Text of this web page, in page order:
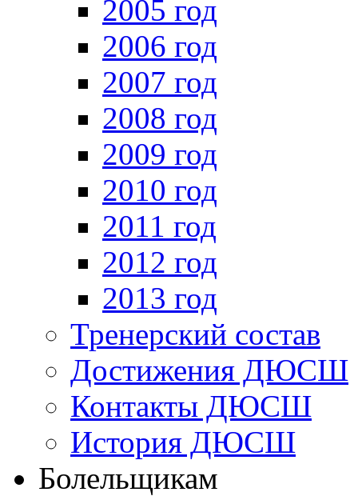
2005 год
2006 год
2007 год
2008 год
2009 год
2010 год
2011 год
2012 год
2013 год
Тренерский состав
Достижения ДЮСШ
Контакты ДЮСШ
История ДЮСШ
Болельщикам